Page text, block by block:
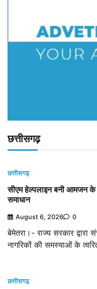
छत्तीसगढ़
छत्तीसगढ़
सीएम हेल्पलाइन बनी आमजन
समाधान
August 6, 2026 0
बेमेतरा।- राज्य सरकार
नागरिकों की समस्याओं के
छत्तीसगढ़